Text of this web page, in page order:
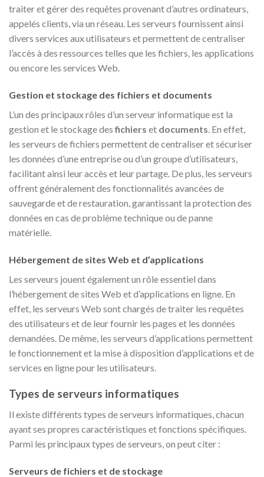
traiter et gérer des requêtes provenant d’autres ordinateurs,
appelés clients, via un réseau. Les serveurs fournissent ainsi
divers services aux utilisateurs et permettent de centraliser
l’accès à des ressources telles que les fichiers, les applications
ou encore les services Web.
Gestion et stockage des fichiers et documents
L’un des principaux rôles d’un serveur informatique est la
gestion et le stockage desfichiers et documents . En effet,
les serveurs de fichiers permettent de centraliser et sécuriser
les données d’une entreprise ou d’un groupe d’utilisateurs,
facilitant ainsi leur accès et leur partage. De plus, les serveurs
offrent généralement des fonctionnalités avancées de
sauvegarde et de restauration, garantissant la protection des
données en cas de problème technique ou de panne
matérielle.
Hébergement de sites Web et d’applications
Les serveurs jouent également un rôle essentiel dans
l’hébergement de sites Web et d’applications en ligne. En
effet, les serveurs Web sont chargés de traiter les requêtes
des utilisateurs et de leur fournir les pages et les données
demandées. De même, les serveurs d’applications permettent
le fonctionnement et la mise à disposition d’applications et de
services en ligne pour les utilisateurs.
Types de serveurs informatiques
Il existe différents types de serveurs informatiques, chacun
ayant ses propres caractéristiques et fonctions spécifiques.
Parmi les principaux types de serveurs, on peut citer :
Serveurs de fichiers et de stockage